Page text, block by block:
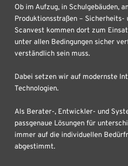
Ob im Aufzug, in Schulgebäuden,
Produktionsstraßen – Sicherheits-
Scanvest kommen dort zum
unter allen Bedingungen sicher
verständlich sein muss.
Dabei setzen wir auf modernste
Technologien.
Als Berater-, Entwickler- und
passgenaue Lösungen für
immer auf die individuellen
abgestimmt.